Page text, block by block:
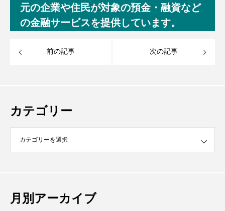
元の企業や住民が対象の預金・融資など
の金融サービスを提供しています。
前の記事 次の記事
カテゴリー
月別アーカイブ